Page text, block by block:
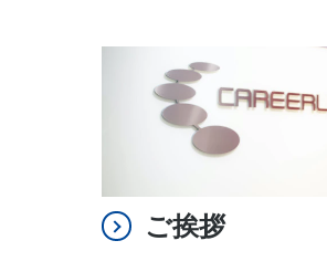
ご挨拶